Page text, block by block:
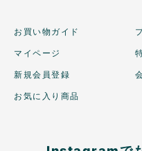
お買い物ガイド
マイページ
新規会員登録
お気に入り商品